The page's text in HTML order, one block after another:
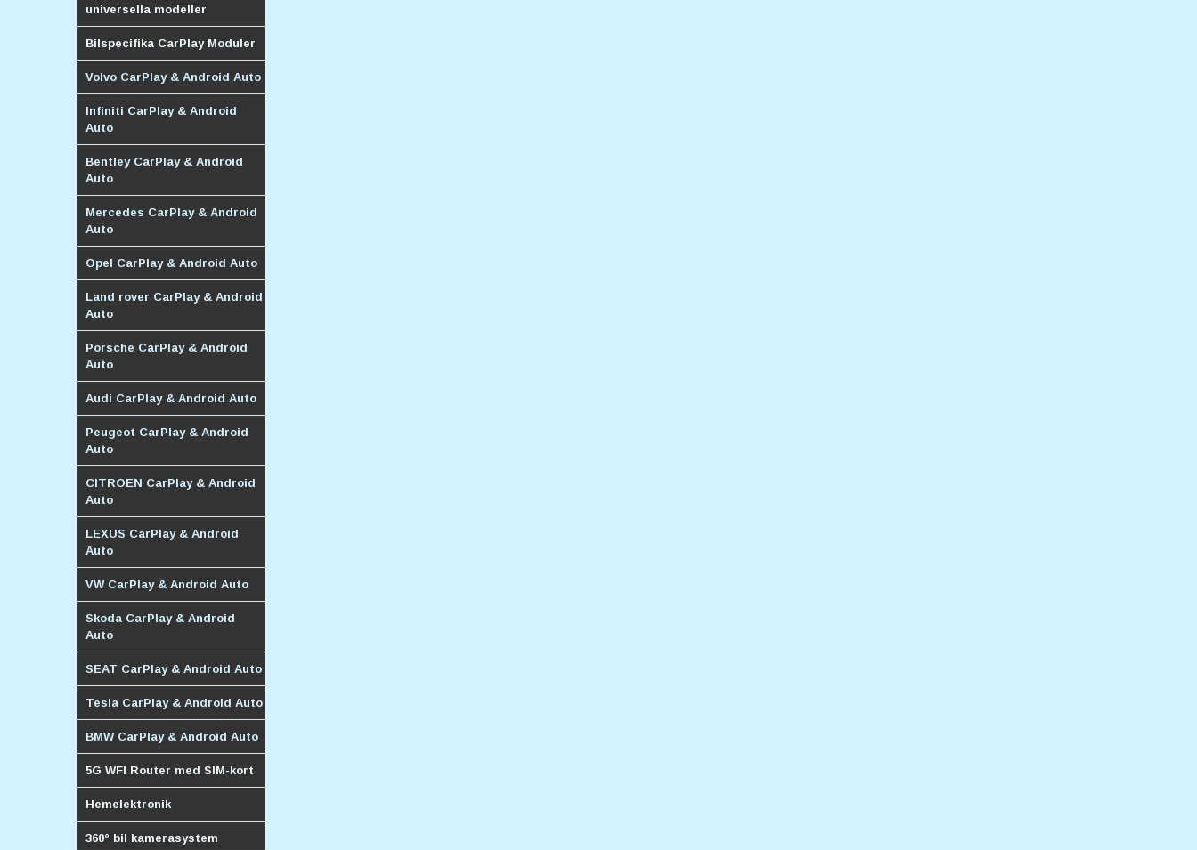
universella modeller
Bilspecifika CarPlay Moduler
Volvo CarPlay & Android Auto
Infiniti CarPlay & Android
Auto
Bentley CarPlay & Android
Auto
Mercedes CarPlay & Android
Auto
Opel CarPlay & Android Auto
Land rover CarPlay & Android
Auto
Porsche CarPlay & Android
Auto
Audi CarPlay & Android Auto
Peugeot CarPlay & Android
Auto
CITROEN CarPlay & Android
Auto
LEXUS CarPlay & Android
Auto
VW CarPlay & Android Auto
Skoda CarPlay & Android
Auto
SEAT CarPlay & Android Auto
Tesla CarPlay & Android Auto
BMW CarPlay & Android Auto
5G WFI Router med SIM-kort
Hemelektronik
360° bil kamerasystem